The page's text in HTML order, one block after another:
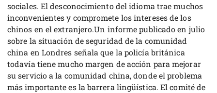
sociales. El desconocimiento del idioma trae muchos
inconvenientes y compromete los intereses de los
chinos en el extranjero.Un informe publicado en julio
sobre la situación de seguridad de la comunidad
china en Londres señala que la policía británica
todavía tiene mucho margen de acción para mejorar
su servicio a la comunidad china, donde el problema
más importante es la barrera lingüística. El comité de